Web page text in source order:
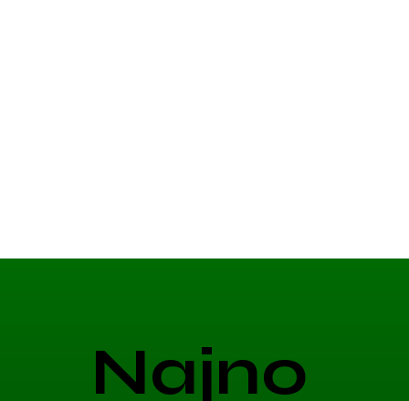
Najno